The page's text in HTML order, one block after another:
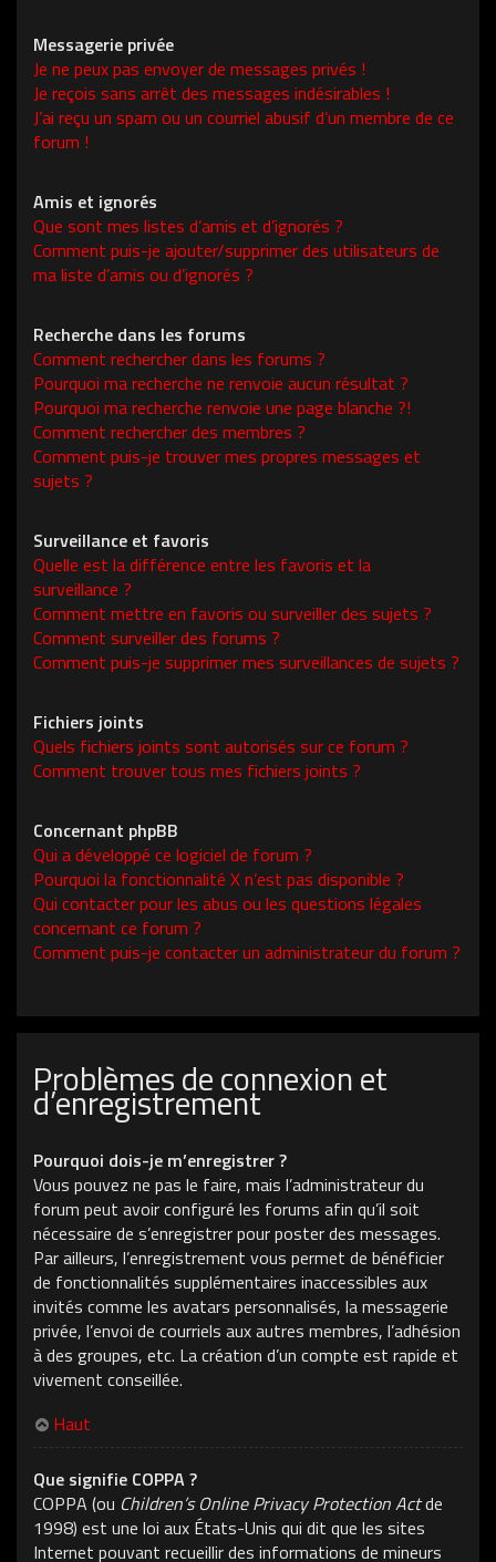
Messagerie privée
Je ne peux pas envoyer de messages privés !
Je reçois sans arrêt des messages indésirables !
J’ai reçu un spam ou un courriel abusif d’un membre de ce
forum !
Amis et ignorés
Que sont mes listes d’amis et d’ignorés ?
Comment puis-je ajouter/supprimer des utilisateurs de
ma liste d’amis ou d’ignorés ?
Recherche dans les forums
Comment rechercher dans les forums ?
Pourquoi ma recherche ne renvoie aucun résultat ?
Pourquoi ma recherche renvoie une page blanche ?!
Comment rechercher des membres ?
Comment puis-je trouver mes propres messages et
sujets ?
Surveillance et favoris
Quelle est la différence entre les favoris et la
surveillance ?
Comment mettre en favoris ou surveiller des sujets ?
Comment surveiller des forums ?
Comment puis-je supprimer mes surveillances de sujets ?
Fichiers joints
Quels fichiers joints sont autorisés sur ce forum ?
Comment trouver tous mes fichiers joints ?
Concernant phpBB
Qui a développé ce logiciel de forum ?
Pourquoi la fonctionnalité X n’est pas disponible ?
Qui contacter pour les abus ou les questions légales
concernant ce forum ?
Comment puis-je contacter un administrateur du forum ?
Problèmes de connexion et
d’enregistrement
Pourquoi dois-je m’enregistrer ?
Vous pouvez ne pas le faire, mais l’administrateur du
forum peut avoir configuré les forums afin qu’il soit
nécessaire de s’enregistrer pour poster des messages.
Par ailleurs, l’enregistrement vous permet de bénéficier
de fonctionnalités supplémentaires inaccessibles aux
invités comme les avatars personnalisés, la messagerie
privée, l’envoi de courriels aux autres membres, l’adhésion
à des groupes, etc. La création d’un compte est rapide et
vivement conseillée.
Haut
Que signifie COPPA ?
COPPA (ou Children’s Online Privacy Protection Actde
1998) est une loi aux États-Unis qui dit que les sites
Internet pouvant recueillir des informations de mineurs